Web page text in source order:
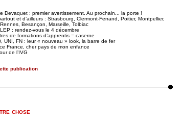
Devaquet : premier avertissement. Au prochain... la porte !
et d’ailleurs : Strasbourg, Clermont-Ferrand, Poitier, Montpellier,
Besançon, Marseille, Tolbiac
: rendez-vous le 4 décembre
de formations d’apprentis = caserne
UNI, FN : leur « nouveau » look, la barre de fer
France, cher pays de mon enfance
de l’IVG
publication
chose